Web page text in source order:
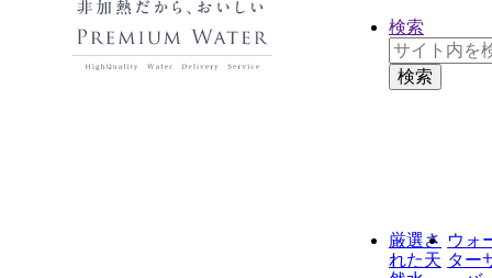
厳選さ
れた天
ウォ
ター
検索